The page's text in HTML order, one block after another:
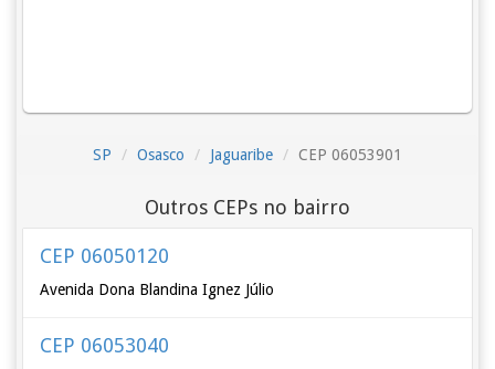
SP Osasco Jaguaribe CEP 06053901
Outros CEPs no bairro
CEP 06050120
Avenida Dona Blandina Ignez Júlio
CEP 06053040